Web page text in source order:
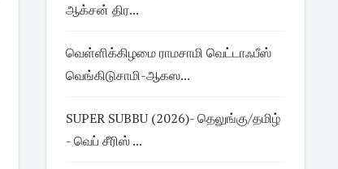
ஆக்சன் திர...
வெள்ளிக்கிழமை ராமசாமி வெட்டாஃபீஸ்
வெங்கிடுசாமி-ஆகஸ...
SUPER SUBBU (2026)- தெலுங்கு/தமிழ்
- வெப் சீரிஸ் ...